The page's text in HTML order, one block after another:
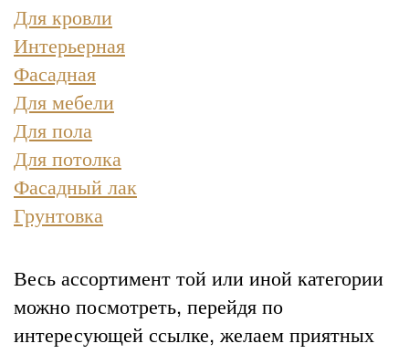
Для кровли
Интерьерная
Фасадная
Для мебели
Для пола
Для потолка
Фасадный лак
Грунтовка
Весь ассортимент той или иной категории
можно посмотреть, перейдя по
интересующей ссылке, желаем приятных